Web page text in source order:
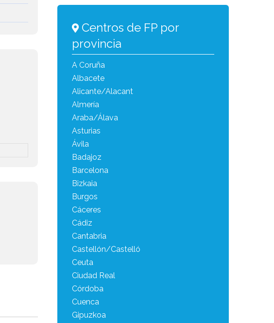
Centros de FP por
provincia
A Coruña
Albacete
Alicante/Alacant
Almería
Araba/Álava
Asturias
Ávila
Badajoz
Barcelona
Bizkaia
Burgos
Cáceres
Cádiz
Cantabria
Castellón/Castelló
Ceuta
Ciudad Real
Córdoba
Cuenca
Gipuzkoa